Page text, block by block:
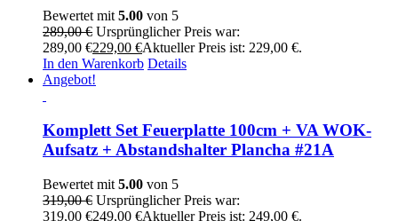
Bewertet mit5.00 von 5
289,00€ Ursprünglicher Preis war:
289,00 €229,00 €Aktueller Preis ist: 229,00 €.
In den Warenkorb Details
Angebot!
Komplett Set Feuerplatte 100cm + VA WOK-
Aufsatz + Abstandshalter Plancha #21A
Bewertet mit 5.00 von 5
319,00€ Ursprünglicher Preis war:
319,00 €249,00 €Aktueller Preis ist: 249,00 €.